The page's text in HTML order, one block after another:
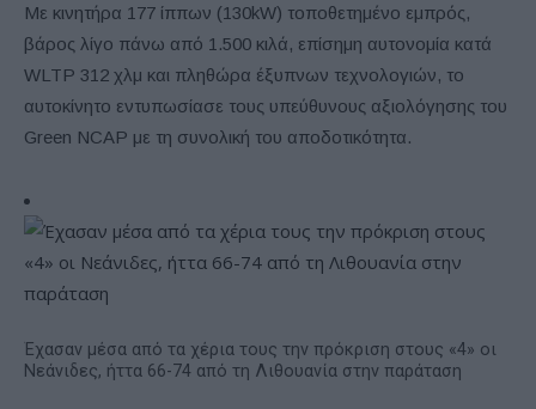
Με κινητήρα 177 ίππων (130kW) τοποθετημένο εμπρός,
βάρος λίγο πάνω από 1.500 κιλά, επίσημη αυτονομία κατά
WLTP 312 χλμ και πληθώρα έξυπνων τεχνολογιών, το
αυτοκίνητο εντυπωσίασε τους υπεύθυνους αξιολόγησης του
Green NCAP με τη συνολική του αποδοτικότητα.
Έχασαν μέσα από τα χέρια τους την πρόκριση στους «4» οι
Νεάνιδες, ήττα 66-74 από τη Λιθουανία στην παράταση